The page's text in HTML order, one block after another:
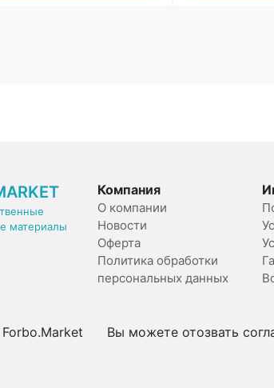
материалы
Компания
О компании
Новости
Оферта
Политика обработки
персональных данных
Вы можете отозвать